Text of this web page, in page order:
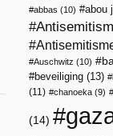
abbas (10) abou
Auschwitz (10)
beveiliging (13)
(11)
chanoeka (9)
(14)